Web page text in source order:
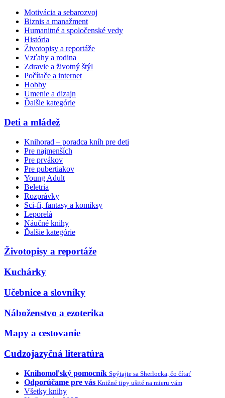
Motivácia a sebarozvoj
Biznis a manažment
Humanitné a spoločenské vedy
História
Životopisy a reportáže
Vzťahy a rodina
Zdravie a životný štýl
Počítače a internet
Hobby
Umenie a dizajn
Ďalšie kategórie
Deti a mládež
Knihorad – poradca kníh pre deti
Pre najmenších
Pre prvákov
Pre pubertiakov
Young Adult
Beletria
Rozprávky
Sci-fi, fantasy a komiksy
Leporelá
Náučné knihy
Ďalšie kategórie
Životopisy a reportáže
Kuchárky
Učebnice a slovníky
Náboženstvo a ezoterika
Mapy a cestovanie
Cudzojazyčná literatúra
Knihomoľský pomocník Spýtajte sa Sherlocka, čo čítať
Odporúčame pre vás Knižné tipy ušité na mieru vám
Všetky knihy